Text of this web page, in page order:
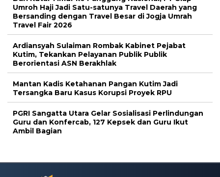
Umroh Haji Jadi Satu-satunya Travel Daerah yang
Bersanding dengan Travel Besar di Jogja Umrah
Travel Fair 2026
Ardiansyah Sulaiman Rombak Kabinet Pejabat
Kutim, Tekankan Pelayanan Publik Publik
Berorientasi ASN Berakhlak
Mantan Kadis Ketahanan Pangan Kutim Jadi
Tersangka Baru Kasus Korupsi Proyek RPU
PGRI Sangatta Utara Gelar Sosialisasi Perlindungan
Guru dan Konfercab, 127 Kepsek dan Guru Ikut
Ambil Bagian